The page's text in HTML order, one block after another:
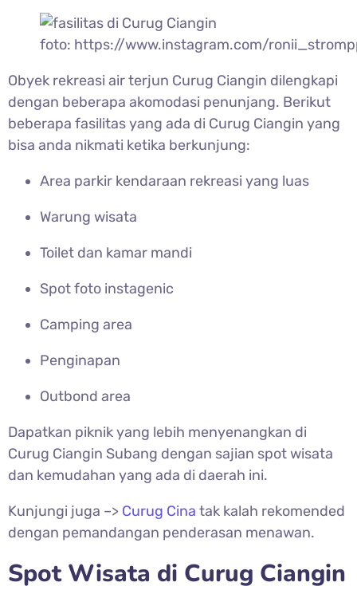
foto: https://www.instagram.com/
Obyek rekreasi air terjun Curug Ciangin dilengkapi
dengan beberapa akomodasi penunjang. Berikut
beberapa fasilitas yang ada di Curug Ciangin yang
bisa anda nikmati ketika berkunjung:
Area parkir kendaraan rekreasi yang luas
Warung wisata
Toilet dan kamar mandi
Spot foto instagenic
Camping area
Penginapan
Outbond area
Dapatkan piknik yang lebih menyenangkan di
Curug Ciangin Subang dengan sajian spot wisata
dan kemudahan yang ada di daerah ini.
Kunjungi juga –> Curug Cina tak kalah rekomended
dengan pemandangan penderasan menawan.
Spot Wisata di Curug Ciangin